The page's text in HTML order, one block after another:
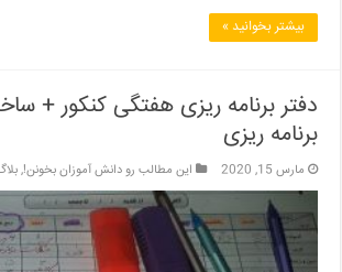
بیشتر بخوانید »
دفتر برنامه ریزی هفتگی کنکور +
برنامه ریزی
مارس 15, 2020 این مطالب رو دانش آموزان بخونن!,